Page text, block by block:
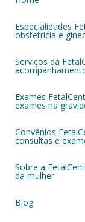
Especialidades
obstetrícia e
Serviços da
Exames
exames na
Convênios
consultas e
Sobre a
da mulher
Blog